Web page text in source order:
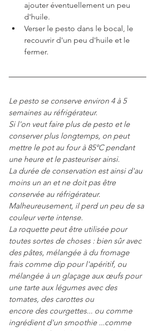
ajouter éventuellement un peu
d'huile.
Verser le pesto dans le bocal, le
recouvrir d'un peu d'huile et le
fermer.
Le pesto se conserve environ 4 à 5
semaines au réfrigérateur.
Si l'on veut faire plus de pesto et le
conserver plus longtemps, on peut
mettre le pot au four à 85°C pendant
une heure et le pasteuriser ainsi.
La durée de conservation est ainsi d'au
moins un an et ne doit pas être
conservée au réfrigérateur.
Malheureusement, il perd un peu de sa
couleur verte intense.
La roquette peut être utilisée pour
toutes sortes de choses : bien sûr avec
des pâtes, mélangée à du fromage
frais comme dip pour l'apéritif, ou
mélangée à un glaçage aux œufs pour
une tarte aux légumes avec des
tomates, des carottes ou
encore des courgettes... ou comme
ingrédient d'un smoothie ...comme